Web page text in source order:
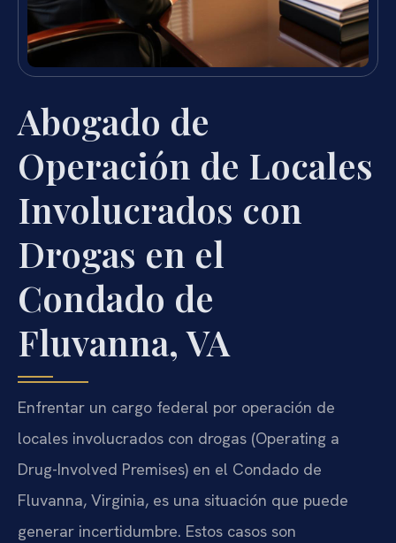
Abogado de
Operación de Locales
Involucrados con
Drogas en el
Condado de
Fluvanna, VA
Enfrentar un cargo federal por operación de
locales involucrados con drogas (Operating a
Drug-Involved Premises) en el Condado de
Fluvanna, Virginia, es una situación que puede
generar incertidumbre. Estos casos son